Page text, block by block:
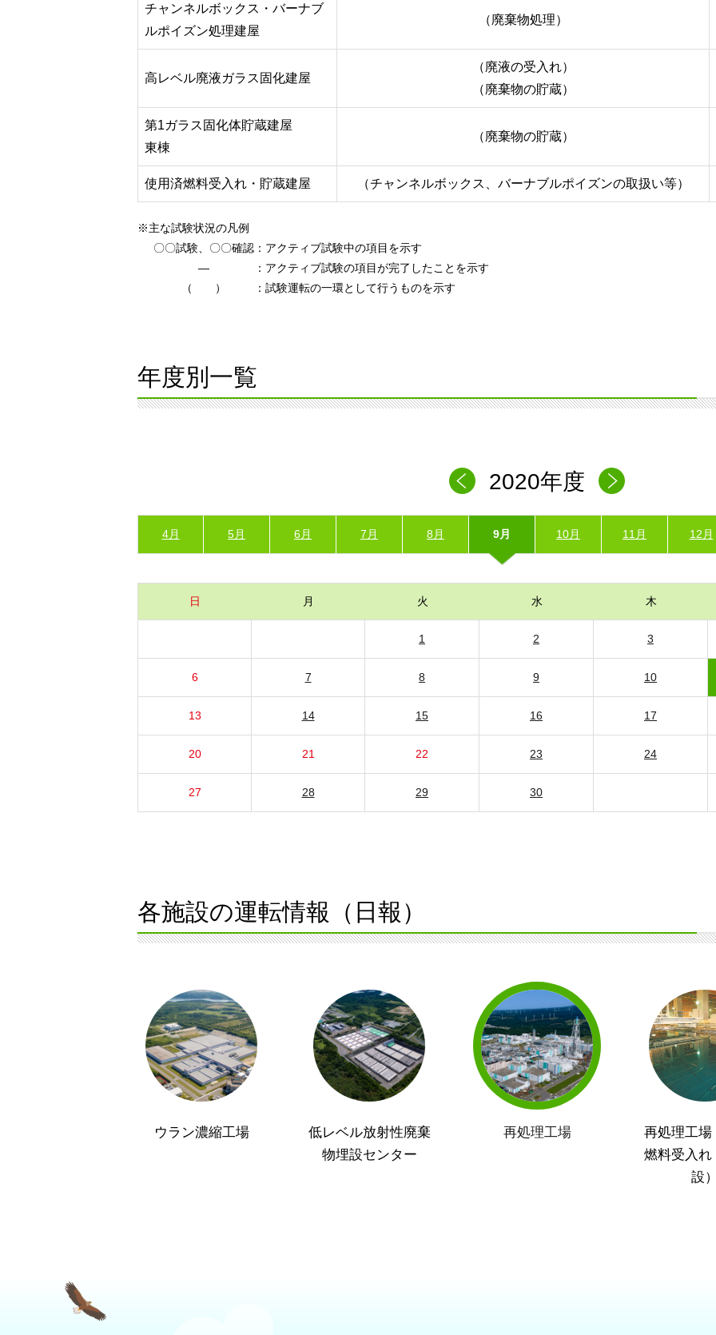
チャンネルボックス・バーナブ
ルポイズン処理建屋
（廃棄物処理）
高レベル廃液ガラス固化建屋
（廃液の受入れ）
（廃棄物の貯蔵）
第1ガラス固化体貯蔵建屋
東棟
（廃棄物の貯蔵）
使用済燃料受入れ・貯蔵建屋 （チャンネルボックス、バーナブルポイズンの取扱い等）
※主な試験状況の凡例
〇〇試験、〇〇確認 ：アクティブ試験中の項目を示す
―
：アクティブ試験の項目が完了したことを示す
（ ）
：試験運転の一環として行うものを示す
年度別一覧
2020年度
4月 5月 6月 7月 8月 9月 10月 11月 12月
日 月 火 水 木
1 2 3
6 7 8 9 10
13 14 15 16 17
20 21 22 23 24
27 28 29 30
各施設の運転情報（日報）
ウラン濃縮工場
低レベル放射性廃棄
物埋設センター
再処理工場
再処理工場
燃料受入れ
設